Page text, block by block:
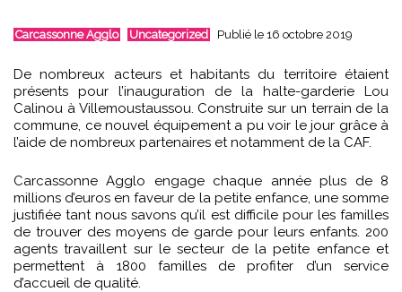
Carcassonne Agglo Uncategorized Publié le 16 octobre 2019
De nombreux acteurs et habitants du territoire étaient
présents pour l’inauguration de la halte-garderie Lou
Calinou à Villemoustaussou. Construite sur un terrain de la
commune, ce nouvel équipement a pu voir le jour grâce à
l’aide de nombreux partenaires et notamment de la CAF.
Carcassonne Agglo engage chaque année plus de 8
millions d’euros en faveur de la petite enfance, une somme
justifiée tant nous savons qu’il est difficile pour les familles
de trouver des moyens de garde pour leurs enfants. 200
agents travaillent sur le secteur de la petite enfance et
permettent à 1800 familles de profiter d’un service
d’accueil de qualité.